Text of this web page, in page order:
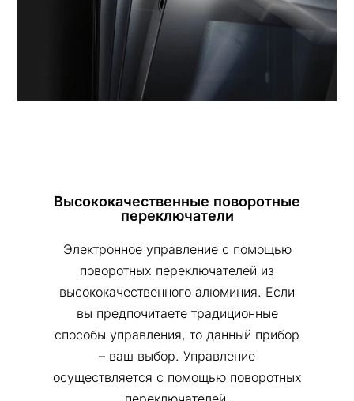
Высококачественные поворотные
переключатели
Электронное управление с помощью
поворотных переключателей из
высококачественного алюминия. Если
вы предпочитаете традиционные
способы управления, то данный прибор
– ваш выбор. Управление
осуществляется с помощью поворотных